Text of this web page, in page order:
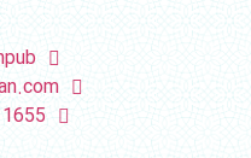
1655 379 992 98+